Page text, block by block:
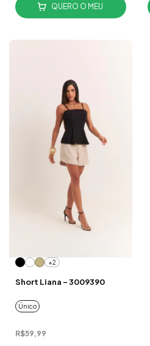
QUERO O MEU
+2
Short Liana - 3009390
Único
R$59,99